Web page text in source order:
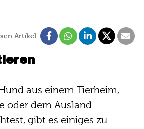
Artikel
aus einem Tierheim,
oder dem Ausland
gibt es einiges zu